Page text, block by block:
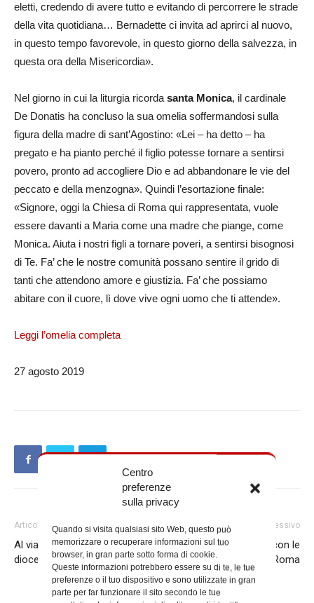
Centro
preferenze
sulla privacy
Quando si visita qualsiasi sito Web, questo può
memorizzare o recuperare informazioni sul tuo
browser, in gran parte sotto forma di cookie.
Queste informazioni potrebbero essere su di te, le tue
preferenze o il tuo dispositivo e sono utilizzate in gran
parte per far funzionare il sito secondo le tue
eletti, credendo di avere tutto e evitando di percorrere le strade
della vita quotidiana… Bernadette ci invita ad aprirci al nuovo,
in questo tempo favorevole, in questo giorno della salvezza, in
questa ora della Misericordia».
Nel giorno in cui la liturgia ricorda santa Monica, il cardinale
De Donatis ha concluso la sua omelia soffermandosi sulla
figura della madre di sant’Agostino: «Lei – ha detto – ha
pregato e ha pianto perché il figlio potesse tornare a sentirsi
povero, pronto ad accogliere Dio e ad abbandonare le vie del
peccato e della menzogna». Quindi l’esortazione finale:
«Signore, oggi la Chiesa di Roma qui rappresentata, vuole
essere davanti a Maria come una madre che piange, come
Monica. Aiuta i nostri figli a tornare poveri, a sentirsi bisognosi
di Te. Fa’ che le nostre comunità possano sentire il grido di
tanti che attendono amore e giustizia. Fa’ che possiamo
abitare con il cuore, lì dove vive ogni uomo che ti attende».
Leggi l’omelia completa
27 agosto 2019
Articolo precedente
Al via il pellegrinaggio
diocesano a Lourdes
Articolo successivo
La Via Crucis a Lourdes con le
preghiere per Roma